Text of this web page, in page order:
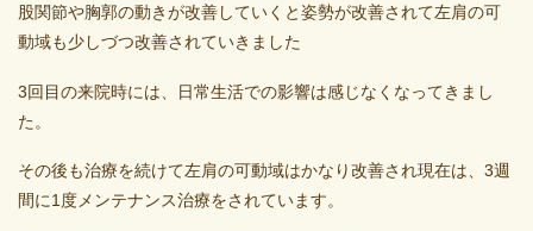
股関節や胸郭の動きが改善していくと姿勢が改善されて左肩の可
動域も少しづつ改善されていきました
3回目の来院時には、日常生活での影響は感じなくなってきまし
た。
その後も治療を続けて左肩の可動域はかなり改善され現在は、3週
間に1度メンテナンス治療をされています。